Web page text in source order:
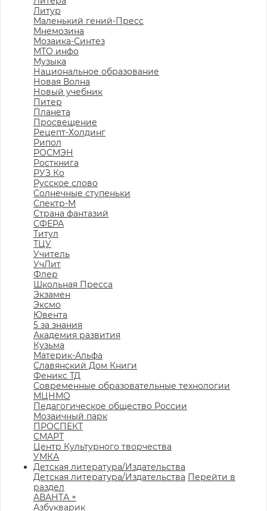
Литур
Маленький гений-Пресс
Мнемозина
Мозаика-Синтез
МТО инфо
Музыка
Национальное образование
Новая Волна
Новый учебник
Питер
Планета
Просвещение
Рецепт-Холдинг
Рипол
РОСМЭН
Росткнига
РУЗ Ко
Русское слово
Солнечные ступеньки
Спектр-М
Страна фантазий
СФЕРА
Титул
ТЦУ
Учитель
УчЛит
Флер
Школьная Пресса
Экзамен
Эксмо
Ювента
5 за знания
Академия развития
Кузьма
Материк-Альфа
Славянский Дом Книги
Феникс ТД
Современные образовательные технологии
МЦНМО
Педагогическое общество России
Мозаичный парк
ПРОСПЕКТ
СМАРТ
Центр Культурного творчества
УМКА
Детская литература/Издательства
Детская литература/Издательства Перейти в
раздел
АВАНТА +
Азбукварик